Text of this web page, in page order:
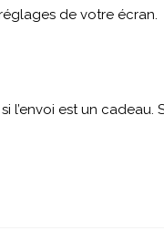
de votre écran.
est un